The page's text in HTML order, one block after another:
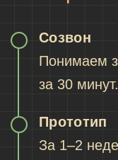
Созвон
Понимаем
за 30 минут.
Прототип
За 1–2